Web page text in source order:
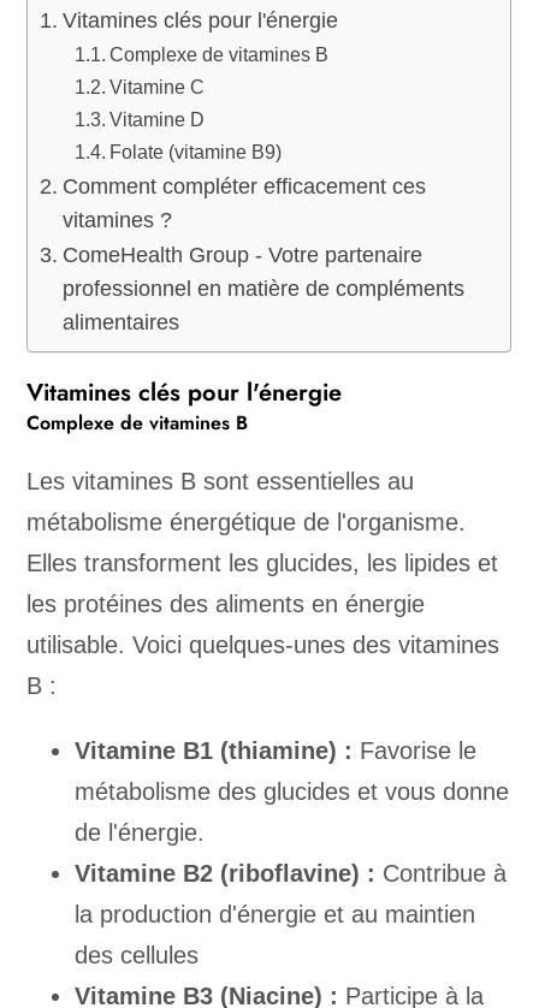
Vitamines clés pour l'énergie
Complexe de vitamines B
Vitamine C
Vitamine D
Folate (vitamine B9)
Comment compléter efficacement ces
vitamines ?
ComeHealth Group - Votre partenaire
professionnel en matière de compléments
alimentaires
Vitamines clés pour l'énergie
Complexe de vitamines B
Les vitamines B sont essentielles au
métabolisme énergétique de l'organisme.
Elles transforment les glucides, les lipides et
les protéines des aliments en énergie
utilisable. Voici quelques-unes des vitamines
B :
Vitamine B1 (thiamine) : Favorise le
métabolisme des glucides et vous donne
de l'énergie.
Vitamine B2 (riboflavine) : Contribue à
la production d'énergie et au maintien
des cellules
Vitamine B3 (Niacine) : Participe à la